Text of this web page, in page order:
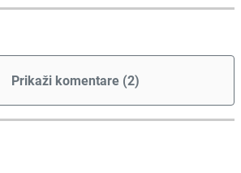
Prikaži komentare (2)